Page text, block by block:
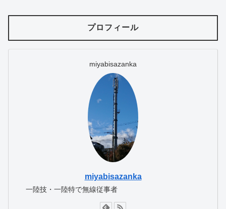
プロフィール
miyabisazanka
miyabisazanka
一陸技・一陸特で無線従事者